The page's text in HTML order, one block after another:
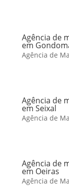
Agência de
em
Agência de
Agência de
em Seixal
Agência de
Agência de
em Oeiras
Agência de